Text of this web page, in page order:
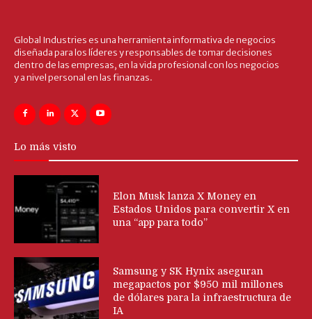
Global Industries es una herramienta informativa de negocios
diseñada para los líderes y responsables de tomar decisiones
dentro de las empresas, en la vida profesional con los negocios
y a nivel personal en las finanzas.
Lo más visto
Elon Musk lanza X Money en
Estados Unidos para convertir X en
una “app para todo”
Samsung y SK Hynix aseguran
megapactos por $950 mil millones
de dólares para la infraestructura de
IA